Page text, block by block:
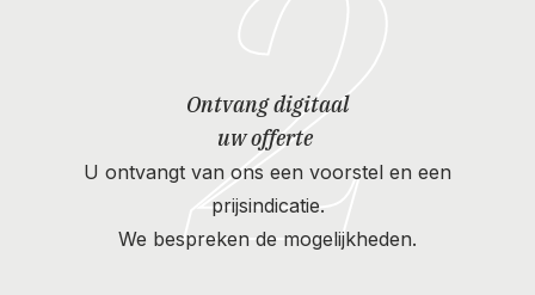
Ontvang digitaal
uw offerte
U ontvangt van ons een voorstel en een
prijsindicatie.
We bespreken de mogelijkheden.